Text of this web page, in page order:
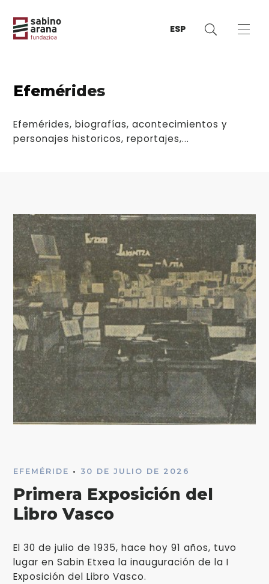
ESP
Efemérides
Efemérides, biografías, acontecimientos y
personajes historicos, reportajes,...
EFEMÉRIDE • 30 DE JULIO DE 2026
Primera Exposición del
Libro Vasco
El 30 de julio de 1935, hace hoy 91 años, tuvo
lugar en Sabin Etxea la inauguración de la I
Exposición del Libro Vasco.